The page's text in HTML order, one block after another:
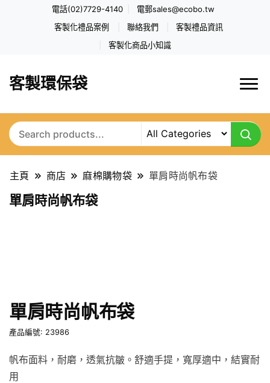
電話(02)7729-4140 電郵sales@ecobo.tw
客製化禮品案例 聯絡我們 客製禮品資訊
客製化商品小知識
客製環保袋
主頁 商店 麻棉購物袋 單肩時尚帆布袋
單肩時尚帆布袋
單肩時尚帆布袋
產品編號: 23986
帆布面料，耐磨，透氣抗皺。舒適手提，寬厚適中，結實耐
用